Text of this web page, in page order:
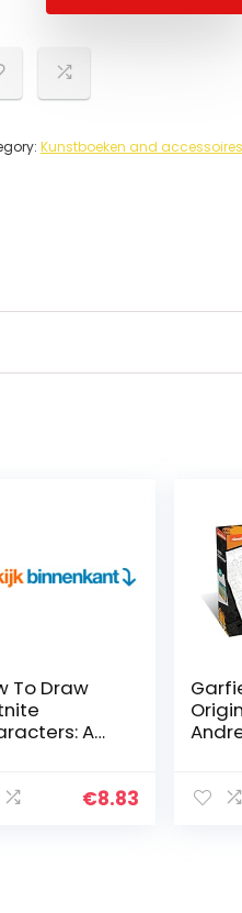
Kunstboeken and accessoires
To Draw
A
& Kids
€8.83
ender